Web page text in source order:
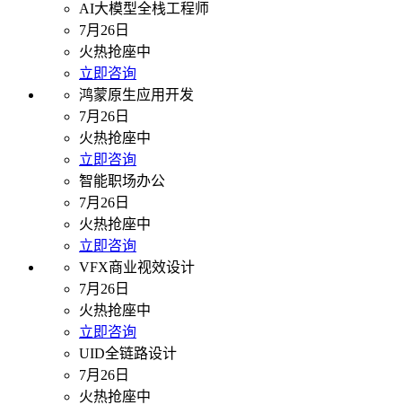
AI大模型全栈工程师
7月26日
火热抢座中
立即咨询
鸿蒙原生应用开发
7月26日
火热抢座中
立即咨询
智能职场办公
7月26日
火热抢座中
立即咨询
VFX商业视效设计
7月26日
火热抢座中
立即咨询
UID全链路设计
7月26日
火热抢座中